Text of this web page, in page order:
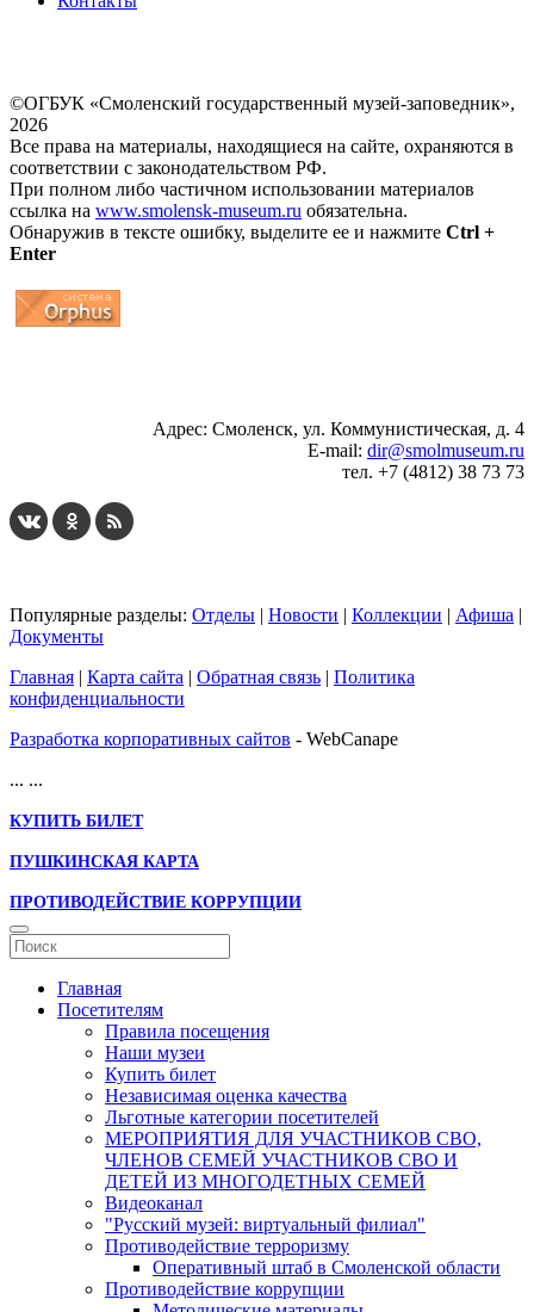
©ОГБУК «Смоленский государственный музей-заповедник»,
2026
Все права на материалы, находящиеся на сайте, охраняются в
соответствии с законодательством РФ.
При полном либо частичном использовании материалов
ссылка на www.smolensk-museum.ru обязательна.
Обнаружив в тексте ошибку, выделите ее и нажмите Ctrl +
Enter
Адрес: Смоленск, ул. Коммунистическая, д. 4
E-mail: dir@smolmuseum.ru
тел. +7 (4812) 38 73 73
Популярные разделы: Отделы | Новости | Коллекции | Афиша |
Документы
Главная | Карта сайта | Обратная связь | Политика
конфиденциальности
Разработка корпоративных сайтов - WebCanape
... ...
КУПИТЬ БИЛЕТ
ПУШКИНСКАЯ КАРТА
ПРОТИВОДЕЙСТВИЕ КОРРУПЦИИ
Главная
Посетителям
Правила посещения
Наши музеи
Купить билет
Независимая оценка качества
Льготные категории посетителей
МЕРОПРИЯТИЯ ДЛЯ УЧАСТНИКОВ СВО,
ЧЛЕНОВ СЕМЕЙ УЧАСТНИКОВ СВО И
ДЕТЕЙ ИЗ МНОГОДЕТНЫХ СЕМЕЙ
Видеоканал
"Русский музей: виртуальный филиал"
Противодействие терроризму
Оперативный штаб в Смоленской области
Противодействие коррупции